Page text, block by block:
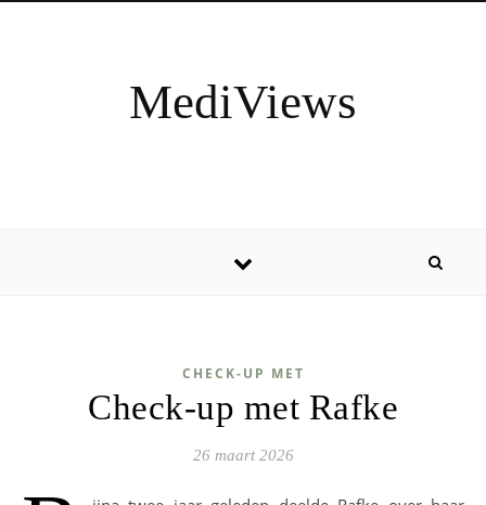
MediViews
CHECK-UP MET
Check-up met Rafke
26 maart 2026